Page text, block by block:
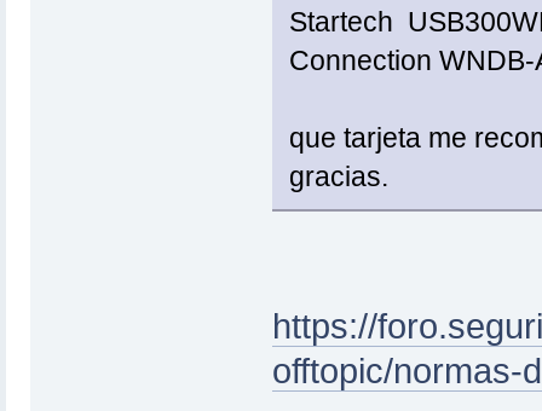
Startech
Connection WNDB-
que tarjeta me
gracias.
https://
offtopic/normas-